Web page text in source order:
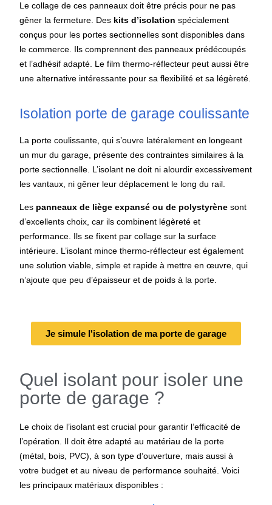
Le collage de ces panneaux doit être précis pour ne pas
gêner la fermeture. Des kits d’isolation spécialement
conçus pour les portes sectionnelles sont disponibles dans
le commerce. Ils comprennent des panneaux prédécoupés
et l’adhésif adapté. Le film thermo-réflecteur peut aussi être
une alternative intéressante pour sa flexibilité et sa légèreté.
Isolation porte de garage coulissante
La porte coulissante, qui s’ouvre latéralement en longeant
un mur du garage, présente des contraintes similaires à la
porte sectionnelle. L’isolant ne doit ni alourdir excessivement
les vantaux, ni gêner leur déplacement le long du rail.
Les panneaux de liège expansé ou de polystyrène sont
d’excellents choix, car ils combinent légèreté et
performance. Ils se fixent par collage sur la surface
intérieure. L’isolant mince thermo-réflecteur est également
une solution viable, simple et rapide à mettre en œuvre, qui
n’ajoute que peu d’épaisseur et de poids à la porte.
Je simule l'isolation de ma porte de garage
Quel isolant pour isoler une
porte de garage ?
Le choix de l’isolant est crucial pour garantir l’efficacité de
l’opération. Il doit être adapté au matériau de la porte
(métal, bois, PVC), à son type d’ouverture, mais aussi à
votre budget et au niveau de performance souhaité. Voici
les principaux matériaux disponibles :